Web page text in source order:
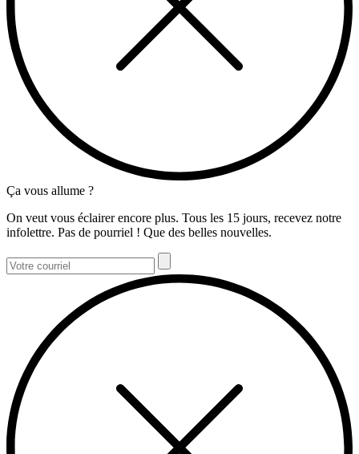
Ça vous allume ?
On veut vous éclairer encore plus. Tous les 15 jours, recevez notre
infolettre. Pas de pourriel ! Que des belles nouvelles.